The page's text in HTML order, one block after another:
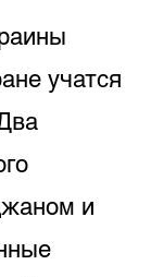
учатся
и